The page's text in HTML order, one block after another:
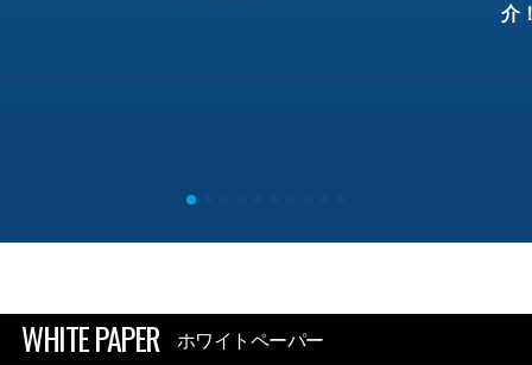
介
WHITE PAPER ホワイトペーパー